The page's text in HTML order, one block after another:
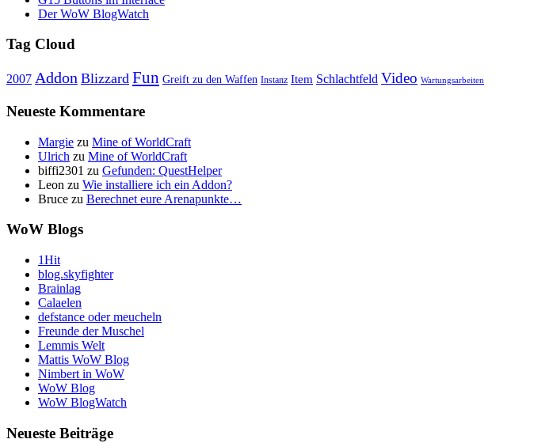
Der WoW BlogWatch
Tag Cloud
2007 Addon Blizzard Fun Greift zu den Waffen Instanz Item Schlachtfeld Video Wartungsarbeiten
Neueste Kommentare
Margie zu Mine of WorldCraft
Ulrich zu Mine of WorldCraft
biffi2301 zu Gefunden: QuestHelper
Leon zu Wie installiere ich ein Addon?
Bruce zu Berechnet eure Arenapunkte…
WoW Blogs
1Hit
blog.skyfighter
Brainlag
Calaelen
defstance oder meucheln
Freunde der Muschel
Lemmis Welt
Mattis WoW Blog
Nimbert in WoW
WoW Blog
WoW BlogWatch
Neueste Beiträge